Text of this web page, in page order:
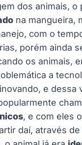
dos animais, o
na mangueira,
com o
porém ainda
os animais,
a
e dessa
, e com eles
daí, através de